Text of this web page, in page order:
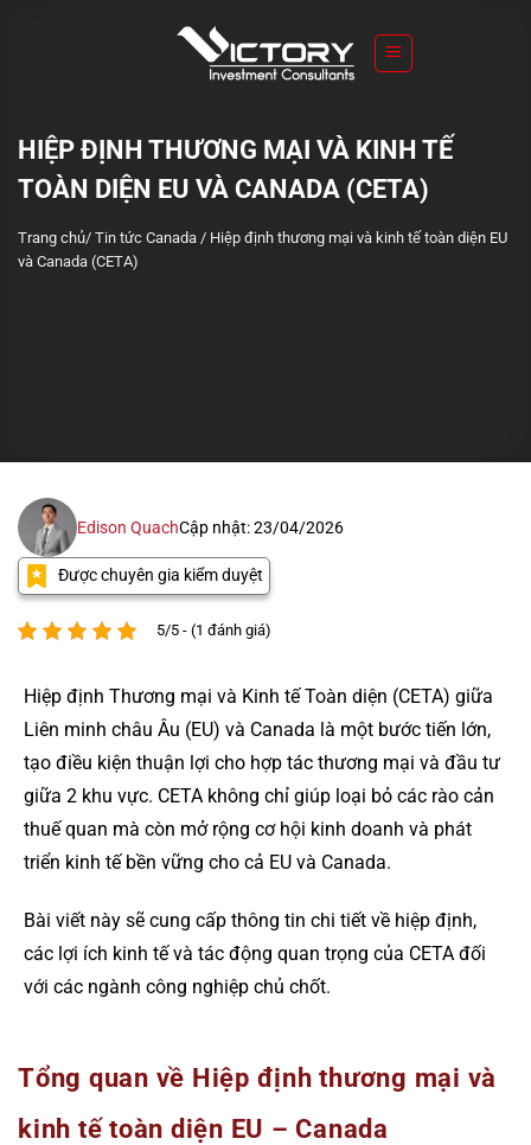
HIỆP ĐỊNH THƯƠNG MẠI VÀ KINH TẾ
TOÀN DIỆN EU VÀ CANADA (CETA)
Trang chủ/ Tin tức Canada / Hiệp định thương mại và kinh tế toàn diện EU
và Canada (CETA)
Edison QuachCập nhật: 23/04/2026
Được chuyên gia kiểm duyệt
5/5 - (1 đánh giá)
Hiệp định Thương mại và Kinh tế Toàn diện (CETA) giữa
Liên minh châu Âu (EU) và Canada là một bước tiến lớn,
tạo điều kiện thuận lợi cho hợp tác thương mại và đầu tư
giữa 2 khu vực. CETA không chỉ giúp loại bỏ các rào cản
thuế quan mà còn mở rộng cơ hội kinh doanh và phát
triển kinh tế bền vững cho cả EU và Canada.
Bài viết này sẽ cung cấp thông tin chi tiết về hiệp định,
các lợi ích kinh tế và tác động quan trọng của CETA đối
với các ngành công nghiệp chủ chốt.
Tổng quan về Hiệp định thương mại và
kinh tế toàn diện EU – Canada